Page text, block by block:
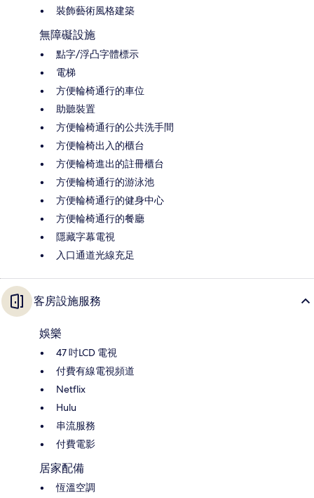
裝飾藝術風格建築
無障礙設施
點字/浮凸字體標示
電梯
方便輪椅通行的車位
助聽裝置
方便輪椅通行的公共洗手間
方便輪椅出入的櫃台
方便輪椅進出的註冊櫃台
方便輪椅通行的游泳池
方便輪椅通行的健身中心
方便輪椅通行的餐廳
隱藏字幕電視
入口通道光線充足
客房設施服務
娛樂
47 吋LCD 電視
付費有線電視頻道
Netflix
Hulu
串流服務
付費電影
居家配備
恆溫空調